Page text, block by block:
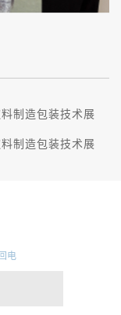
制造包装技术展
制造包装技术展
电